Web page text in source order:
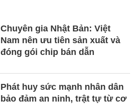
Chuyên gia Nhật Bản: Việt
Nam nên ưu tiên sản xuất và
đóng gói chip bán dẫn
Phát huy sức mạnh nhân dân
bảo đảm an ninh, trật tự từ cơ